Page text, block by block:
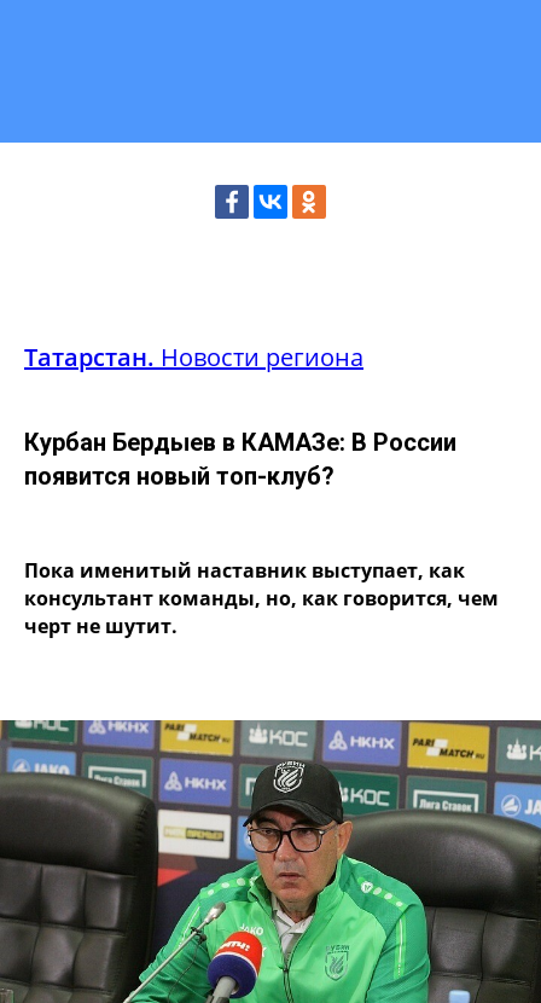
Татарстан. Новости региона
Курбан Бердыев в КАМАЗе: В России
появится новый топ-клуб?
Пока именитый наставник выступает, как
консультант команды, но, как говорится, чем
черт не шутит.